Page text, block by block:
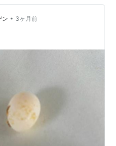
いると、空き家に帰ってき
──共食いしたか。 と飼い
のも水浴びするのも桜オス
ン • 3ヶ月前